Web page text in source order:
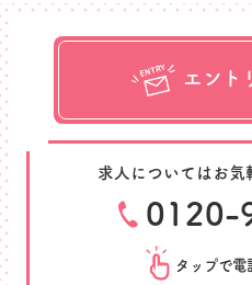
エント
求人についてはお気
0120-
タップで電